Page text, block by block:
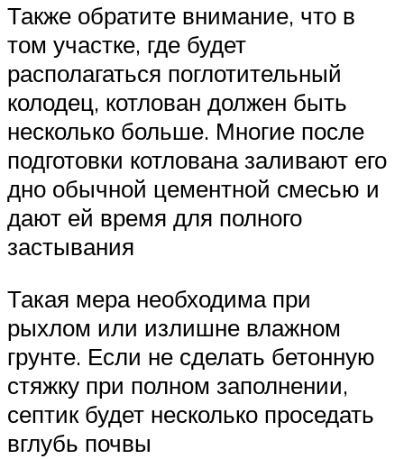
Также обратите внимание, что в
том участке, где будет
располагаться поглотительный
колодец, котлован должен быть
несколько больше. Многие после
подготовки котлована заливают его
дно обычной цементной смесью и
дают ей время для полного
застывания
Такая мера необходима при
рыхлом или излишне влажном
грунте. Если не сделать бетонную
стяжку при полном заполнении,
септик будет несколько проседать
вглубь почвы